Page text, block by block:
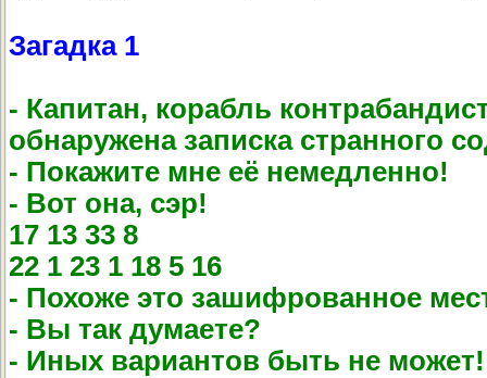
Загадка 1
- Капитан, корабль
обнаружена записка странного
- Покажите мне её немедленно!
- Вот она, сэр!
17 13 33 8
22 1 23 1 18 5 16
- Похоже это зашифрованное
- Вы так думаете?
- Иных вариантов быть не может!